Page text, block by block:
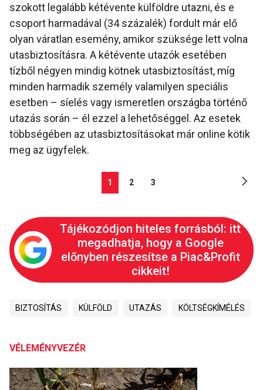
szokott legalább kétévente külföldre utazni, és e
csoport harmadával (34 százalék) fordult már elő
olyan váratlan esemény, amikor szüksége lett volna
utasbiztosításra. A kétévente utazók esetében
tízből négyen mindig kötnek utasbiztosítást, míg
minden harmadik személy valamilyen speciális
esetben – síelés vagy ismeretlen országba történő
utazás során – él ezzel a lehetőséggel. Az esetek
többségében az utasbiztosításokat már online kötik
meg az ügyfelek.
1 2 3
Tájékozódjon hiteles forrásból: itt
megadhatja, hogy a Google
előnyben részesítse a Piac&Profit
cikkeit!
BIZTOSÍTÁS KÜLFÖLD UTAZÁS KÖLTSÉGKÍMÉLÉS
VÉLEMÉNYVEZÉR